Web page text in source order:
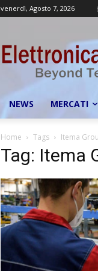
venerdì, Agosto 7, 2026
NEWS MERCATI
Home Tags Itema
Tag: Itema